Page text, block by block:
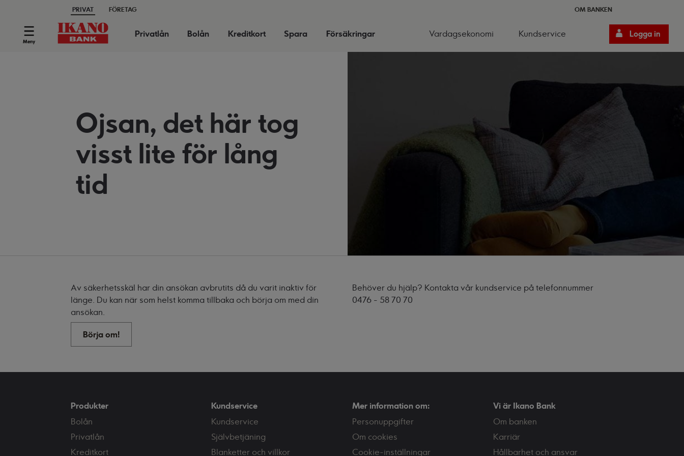
PRIVAT FÖRETAG OM BANKEN
Meny
Privatlån Bolån Kreditkort Spara Försäkringar Vardagsekonomi Kundservice Logga in
Ojsan, det här tog
visst lite för lång
tid
Av säkerhetsskäl har din ansökan avbrutits då du varit inaktiv för
länge. Du kan när som helst komma tillbaka och börja om med din
ansökan.
Börja om!
Behöver du hjälp? Kontakta vår kundservice på telefonnummer
0476 - 58 70 70
Produkter
Bolån
Privatlån
Kreditkort
Kundservice
Kundservice
Självbetjäning
Blanketter och villkor
Mer information om:
Personuppgifter
Om cookies
Cookie-inställningar
Vi är Ikano Bank
Om banken
Karriär
Hållbarhet och ansvar